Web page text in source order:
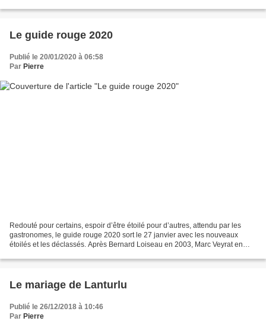
Le guide rouge 2020
Publié le 20/01/2020 à 06:58
Par Pierre
Redouté pour certains, espoir d’être étoilé pour d’autres, attendu par les
gastronomes, le guide rouge 2020 sort le 27 janvier avec les nouveaux
étoilés et les déclassés. Après Bernard Loiseau en 2003, Marc Veyrat en
Le mariage de Lanturlu
Publié le 26/12/2018 à 10:46
Par Pierre